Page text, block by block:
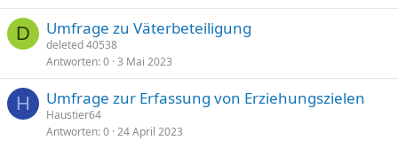
D Umfrage zu Väterbeteiligung
deleted 40538
Antworten 0 3 Mai 2023
H Umfrage zur Erfassung von Erziehungszielen
Haustier64
Antworten 0 24 April 2023